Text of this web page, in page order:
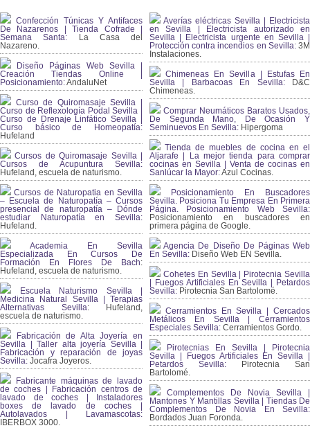
Confección Túnicas Y Antifaces
De Nazarenos | Tienda Cofrade |
Semana Santa: La Casa del
Nazareno.
Diseño Páginas Web Sevilla |
Creación Tiendas Online |
Posicionamiento:AndaluNet
Curso de Quiromasaje Sevilla |
Curso de Reflexología Podal Sevilla |
Curso de Drenaje Linfático Sevilla |
Curso básico de Homeopatía:
Hufeland
Cursos de Quiromasaje Sevilla |
Cursos de Acupuntura Sevilla:
Hufeland, escuela de naturismo.
Cursos de Naturopatia en Sevilla
– Escuela de Naturopatía – Cursos
presencial de naturopatía – Dónde
estudiar Naturopatía en Sevilla:
Hufeland.
Academia En Sevilla
Especializada En Cursos De
Formación En Flores De Bach:
Hufeland, escuela de naturismo.
Escuela Naturismo Sevilla |
Medicina Natural Sevilla | Terapias
Alternativas Sevilla: Hufeland,
escuela de naturismo.
Fabricación de Alta Joyería en
Sevilla | Taller alta joyería Sevilla |
Fabricación y reparación de joyas
Sevilla: Jocafra Joyeros.
Fabricante máquinas de lavado
de coches | Fabricación centros de
lavado de coches | Instaladores
boxes de lavado de coches |
Autolavados | Lavamascotas:
IBERBOX 3000.
Averías eléctricas Sevilla | Electricista
en Sevilla | Electricista autorizado en
Sevilla | Electricista urgente en Sevilla |
Protección contra incendios en Sevilla:3M
Instalaciones.
Chimeneas En Sevilla | Estufas En
Sevilla | Barbacoas En Sevilla:D&C
Chimeneas.
Comprar Neumáticos Baratos Usados,
De Segunda Mano, De Ocasión Y
Seminuevos En Sevilla: Hipergoma
Tienda de muebles de cocina en el
Aljarafe | La mejor tienda para comprar
cocinas en Sevilla | Venta de cocinas en
Sanlúcar la Mayor:Azul Cocinas.
Posicionamiento En Buscadores
Sevilla. Posiciona Tu Empresa En Primera
Página. Posicionamiento Web Sevilla:
Posicionamiento en buscadores en
primera página de Google.
Agencia De Diseño De Páginas Web
En Sevilla: Diseño Web EN Sevilla.
Cohetes En Sevilla | Pirotecnia Sevilla
| Fuegos Artificiales En Sevilla | Petardos
Sevilla: Pirotecnia San Bartolomé.
Cerramientos En Sevilla | Cercados
Metálicos En Sevilla | Cerramientos
Especiales Sevilla: Cerramientos Gordo.
Pirotecnias En Sevilla | Pirotecnia
Sevilla | Fuegos Artificiales En Sevilla |
Petardos Sevilla: Pirotecnia San
Bartolomé.
Complementos De Novia Sevilla |
Mantones Y Mantillas Sevilla | Tiendas De
Complementos De Novia En Sevilla:
Bordados Juan Foronda.